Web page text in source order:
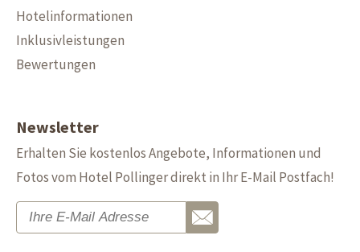
Hotelinformationen
Inklusivleistungen
Bewertungen
Newsletter
Erhalten Sie kostenlos Angebote, Informationen und
Fotos vom Hotel Pollinger direkt in Ihr E-Mail Postfach!